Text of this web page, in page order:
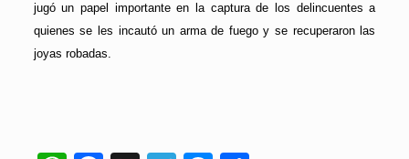
jugó un papel importante en la captura de los delincuentes a
quienes se les incautó un arma de fuego y se recuperaron las
joyas robadas.